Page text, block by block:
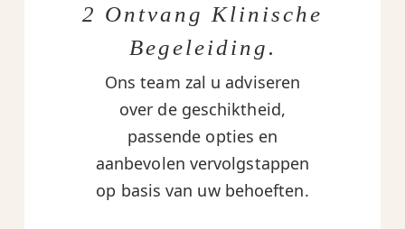
2 Ontvang Klinische
Begeleiding.
Ons team zal u adviseren
over de geschiktheid,
passende opties en
aanbevolen vervolgstappen
op basis van uw behoeften.